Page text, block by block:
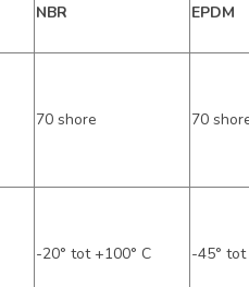
NBR EPDM
70 shore 70
-20° tot +100° C -45° tot